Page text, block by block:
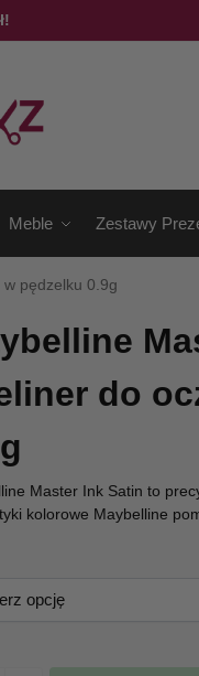
Meble Zestawy
pędzelku 0.9g
do
Master Ink Satin to
kolorowe Maybelline